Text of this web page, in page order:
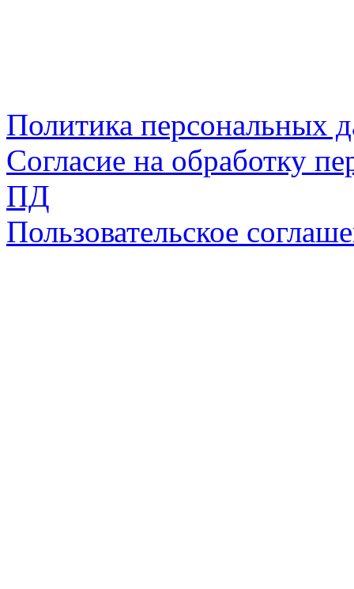
Политика персональных
Согласие на обработку
ПД
Пользовательское